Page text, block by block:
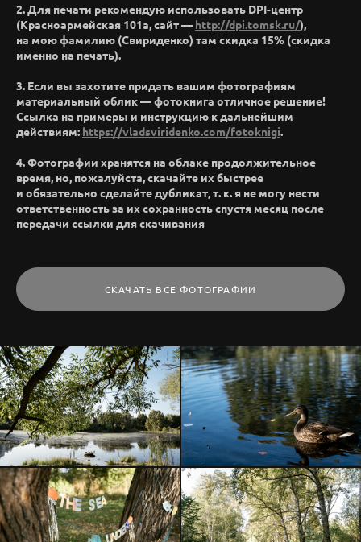
2. Для печати рекомендую использовать DPI-центр
(Красноармейская 101а, сайт — http://dpi.tomsk.ru/),
на мою фамилию (Свириденко) там скидка 15% (скидка
именно на печать).
3. Если вы захотите придать вашим фотографиям
материальный облик — фотокнига отличное решение!
Ссылка на примеры и инструкцию к дальнейшим
действиям: https://vladsviridenko.com/fotoknigi.
4. Фотографии хранятся на облаке продолжительное
время, но, пожалуйста, скачайте их быстрее
и обязательно сделайте дубликат, т. к. я не могу нести
ответственность за их сохранность спустя месяц после
передачи ссылки для скачивания
СКАЧАТЬ ВСЕ ФОТОГРАФИИ